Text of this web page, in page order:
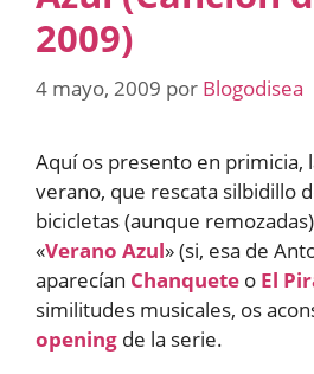
2009)
4 mayo, 2009 por Blogodisea
Aquí os presento en primicia,
verano, que rescata silbidillo
bicicletas (aunque
«Verano Azul» (si, esa de
aparecían Chanquete o El
similitudes musicales, os
opening de la serie.